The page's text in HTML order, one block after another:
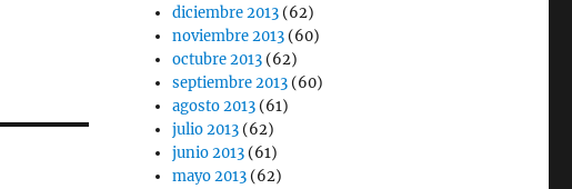
diciembre 2013 (62)
noviembre 2013 (60)
octubre 2013 (62)
septiembre 2013 (60)
agosto 2013 (61)
julio 2013 (62)
junio 2013 (61)
mayo 2013 (62)